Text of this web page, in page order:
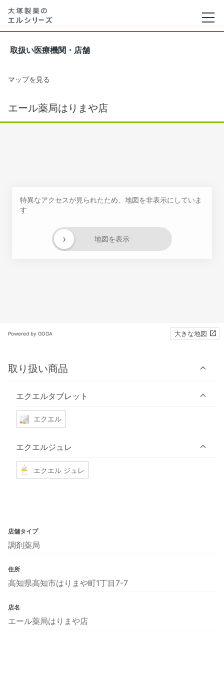
取扱い医療機関・店舗
マップを見る
エール薬局はりまや店
特異なアクセスが見られたため、地図を非表示にしていま
す
地図を表示
›
Powered by GOGA 大きな地図
取り扱い商品
エクエルタブレット
エクエル
エクエルジュレ
エクエル ジュレ
店舗タイプ
調剤薬局
住所
高知県高知市はりまや町1丁目7-7
店名
エール薬局はりまや店